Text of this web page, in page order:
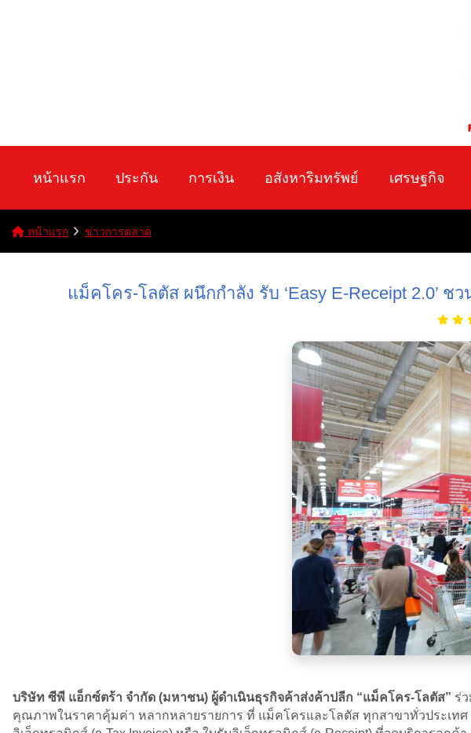
หน้าแรก ประกัน การเงิน อสังหาริมทรัพย์ เศรษฐกิจ
หน้าแรก ข่าวการตลาด
แม็คโคร-โลตัส ผนึกกำลัง รับ ‘Easy E-Receipt
บริษัท ซีพี แอ็กซ์ตร้า จำกัด (มหาชน) ผู้ดำเนินธุรกิจค้าส่งค้าปลีก “แม็คโคร-โลตัส” ร่
คุณภาพในราคาคุ้มค่า หลากหลายรายการ ที่ แม็คโครและโลตัส ทุกสาขาทั่วประเท